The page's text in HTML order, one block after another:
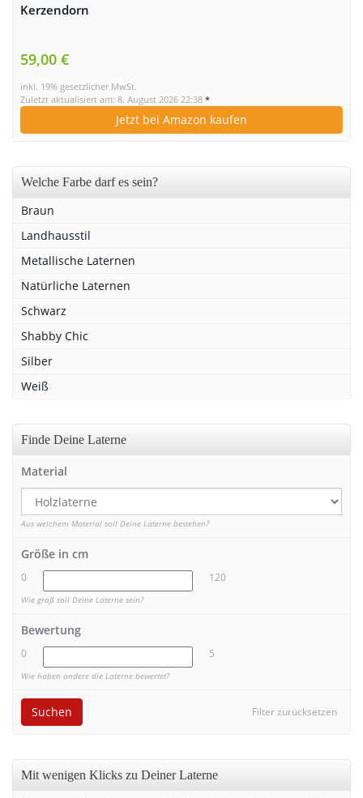
Kerzendorn
59,00 €
inkl. 19% gesetzlicher MwSt.
Zuletzt aktualisiert am: 8. August 2026 22:38 *
Jetzt bei Amazon kaufen
Welche Farbe darf es sein?
Braun
Landhausstil
Metallische Laternen
Natürliche Laternen
Schwarz
Shabby Chic
Silber
Weiß
Finde Deine Laterne
Material
Aus welchem Material soll Deine Laterne bestehen?
Größe in cm
0 120
Wie groß soll Deine Laterne sein?
Bewertung
0 5
Wie haben andere die Laterne bewertet?
Filter zurücksetzen
Suchen
Mit wenigen Klicks zu Deiner Laterne